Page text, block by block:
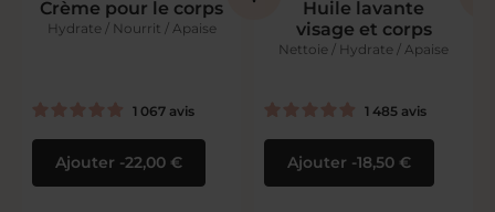
Crème pour le corps
Hydrate / Nourrit / Apaise
1 067 avis
Ajouter 22,00 €
Huile lavante
visage et corps
Nettoie / Hydrate / Apaise
1 485 avis
Ajouter 18,50 €